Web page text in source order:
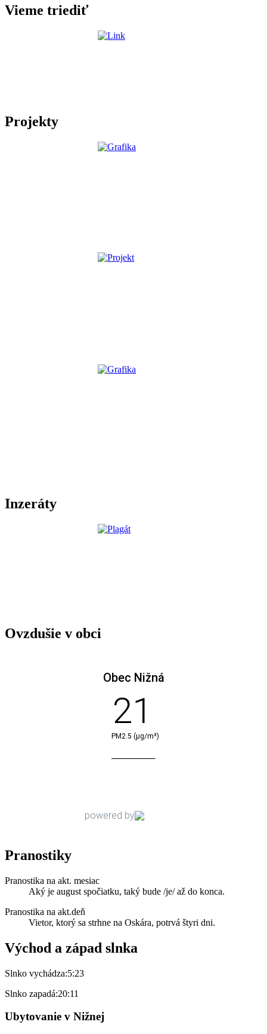
Vieme triediť
Projekty
Inzeráty
Ovzdušie v obci
Pranostiky
Pranostika na akt. mesiac
Aký je august spočiatku, taký bude /je/ až do konca.
Pranostika na akt.deň
Vietor, ktorý sa strhne na Oskára, potrvá štyri dni.
Východ a západ slnka
Slnko vychádza:5:23
Slnko zapadá:20:11
Ubytovanie v Nižnej